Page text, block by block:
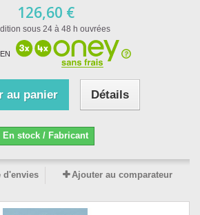
126,60 €
sous 24 à 48 h ouvrées
au panier Détails
En stock / Fabricant
d'envies Ajouter au comparateur